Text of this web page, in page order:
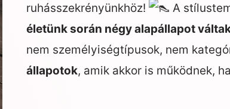
ruhásszekrényünkhöz!
A
életünk során négy alapállapot
nem személyiségtípusok, nem
állapotok, amik akkor is működnek,